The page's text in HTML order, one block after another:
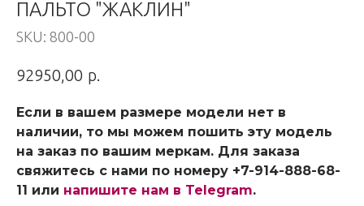
ПАЛЬТО "ЖАКЛИН"
SKU: 800-00
92950,00 р.
Если в вашем размере модели нет в
наличии, то мы можем пошить эту модель
на заказ по вашим меркам. Для заказа
свяжитесь с нами по номеру +7-914-888-68-
11 или напишите нам в Telegram.